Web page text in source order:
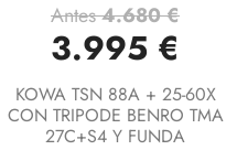
Antes4.680 €
3.995 €
KOWA TSN 88A + 25-60X
CON TRIPODE BENRO TMA
27C+S4 Y FUNDA